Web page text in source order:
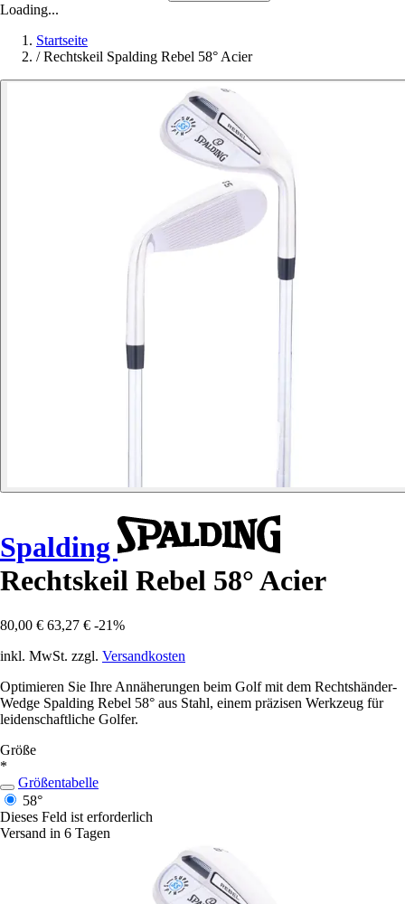
Loading...
Startseite
/ Rechtskeil Spalding Rebel 58° Acier
Spalding
Rechtskeil Rebel 58° Acier
80,00 € 63,27 € -21%
inkl. MwSt. zzgl. Versandkosten
Optimieren Sie Ihre Annäherungen beim Golf mit dem Rechtshänder-
Wedge Spalding Rebel 58° aus Stahl, einem präzisen Werkzeug für
leidenschaftliche Golfer.
Größe
*
Größentabelle
58°
Dieses Feld ist erforderlich
Versand in 6 Tagen